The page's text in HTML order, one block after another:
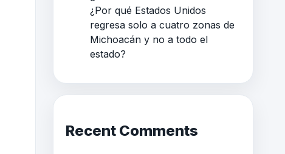
¿Por qué Estados Unidos
regresa solo a cuatro zonas de
Michoacán y no a todo el
estado?
Recent Comments